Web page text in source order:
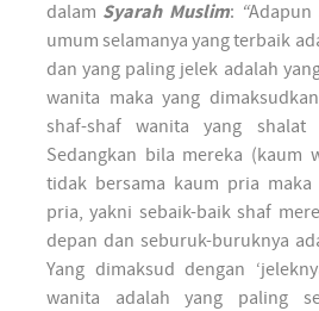
dalam Syarah Muslim: “Adapun
umum selamanya yang terbaik
dan yang paling jelek adalah
wanita maka yang
shaf-shaf wanita yang shalat
Sedangkan bila mereka (kaum
tidak bersama kaum pria maka
pria, yakni sebaik-baik shaf
depan dan seburuk-buruknya
Yang dimaksud dengan
wanita adalah yang paling